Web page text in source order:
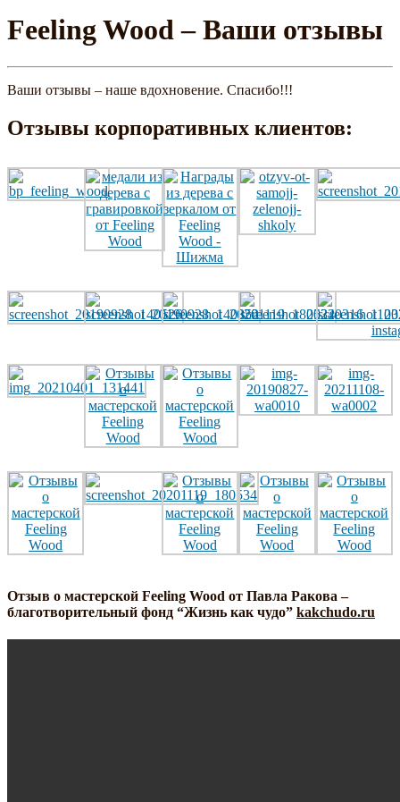
Feeling Wood – Ваши отзывы
Ваши отзывы – наше вдохновение. Спасибо!!!
Отзывы корпоративных клиентов:
Отзыв о мастерской Feeling Wood от Павла Ракова –
благотворительный фонд “Жизнь как чудо” kakchudo.ru